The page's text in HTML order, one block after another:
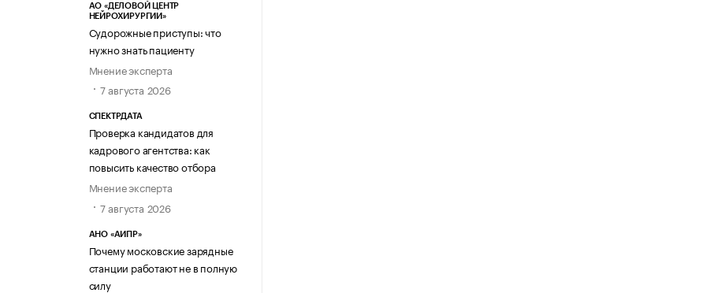
АО «ДЕЛОВОЙ ЦЕНТР
НЕЙРОХИРУРГИИ»
Судорожные приступы: что
нужно знать пациенту
Мнение эксперта
7 августа 2026
СПЕКТРДАТА
Проверка кандидатов для
кадрового агентства: как
повысить качество отбора
Мнение эксперта
7 августа 2026
АНО «АИПР»
Почему московские зарядные
станции работают не в полную
силу